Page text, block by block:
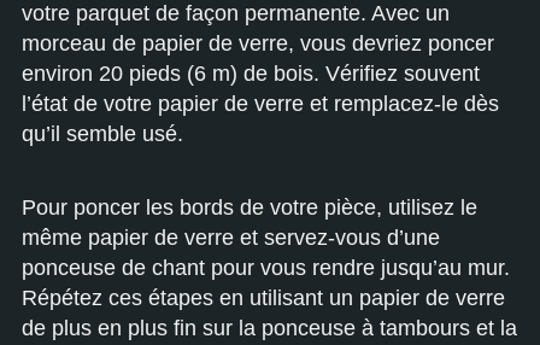
votre parquet de façon permanente. Avec un
morceau de papier de verre, vous devriez poncer
environ 20 pieds (6 m) de bois. Vérifiez souvent
l’état de votre papier de verre et remplacez-le dès
qu’il semble usé.
Pour poncer les bords de votre pièce, utilisez le
même papier de verre et servez-vous d’une
ponceuse de chant pour vous rendre jusqu’au mur.
Répétez ces étapes en utilisant un papier de verre
de plus en plus fin sur la ponceuse à tambours et la